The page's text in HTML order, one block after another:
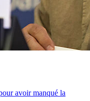
avoir manqué la